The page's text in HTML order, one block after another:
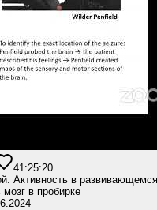
41:25:20
Активность в
мозг в пробирке